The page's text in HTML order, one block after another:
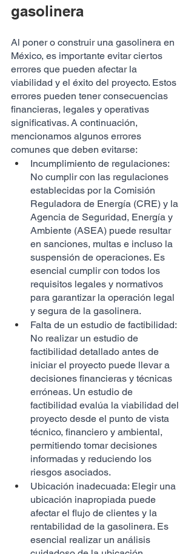
gasolinera
Al poner o construir una gasolinera en
México, es importante evitar ciertos
errores que pueden afectar la
viabilidad y el éxito del proyecto. Estos
errores pueden tener consecuencias
financieras, legales y operativas
significativas. A continuación,
mencionamos algunos errores
comunes que deben evitarse:
Incumplimiento de regulaciones:
No cumplir con las regulaciones
establecidas por la Comisión
Reguladora de Energía (CRE) y la
Agencia de Seguridad, Energía y
Ambiente (ASEA) puede resultar
en sanciones, multas e incluso la
suspensión de operaciones. Es
esencial cumplir con todos los
requisitos legales y normativos
para garantizar la operación legal
y segura de la gasolinera.
Falta de un estudio de factibilidad:
No realizar un estudio de
factibilidad detallado antes de
iniciar el proyecto puede llevar a
decisiones financieras y técnicas
erróneas. Un estudio de
factibilidad evalúa la viabilidad del
proyecto desde el punto de vista
técnico, financiero y ambiental,
permitiendo tomar decisiones
informadas y reduciendo los
riesgos asociados.
Ubicación inadecuada: Elegir una
ubicación inapropiada puede
afectar el flujo de clientes y la
rentabilidad de la gasolinera. Es
esencial realizar un análisis